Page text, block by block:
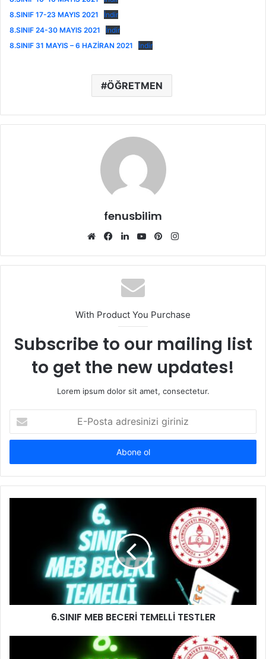
8.SINIF 17-23 MAYIS 2021
İndir
8.SINIF 24-30 MAYIS 2021
İndir
8.SINIF 31 MAYIS – 6 HAZİRAN 2021
İndir
ÖĞRETMEN
fenusbilim
Web
Facebook
LinkedInYouTubePinterest
With Product You Purchase
Subscribe to our mailing list
to get the new updates!
Lorem ipsum dolor sit amet, consectetur.
Posta
adresinizi
6.SINIF MEB BECERİ TEMELLİ TESTLER